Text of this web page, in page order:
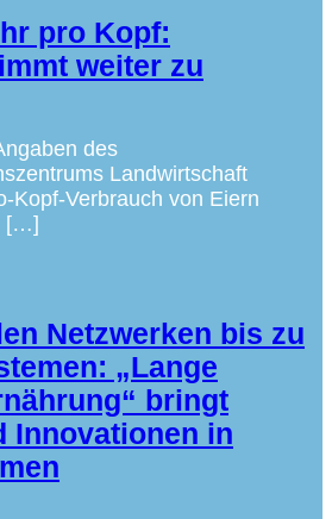
pro Kopf:
weiter zu
des
Landwirtschaft
Kopf-Verbrauch von Eiern
[…]
Netzwerken bis zu
„Lange
bringt
Innovationen in